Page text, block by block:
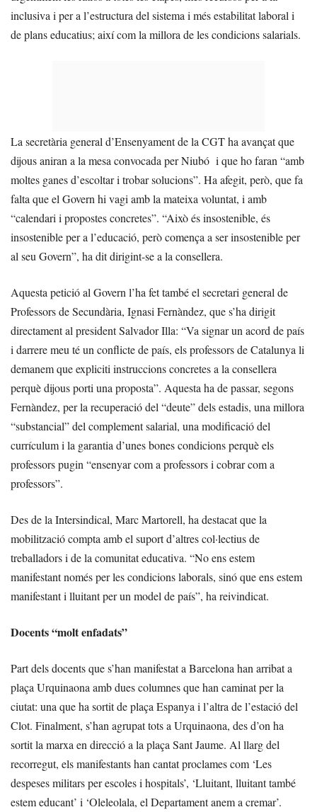
inclusiva i per a l’estructura del sistema i més estabilitat laboral i
de plans educatius; així com la millora de les condicions salarials.
La secretària general d’Ensenyament de la CGT ha avançat que
dijous aniran a la mesa convocada per Niubó i que ho faran “amb
moltes ganes d’escoltar i trobar solucions”. Ha afegit, però, que fa
falta que el Govern hi vagi amb la mateixa voluntat, i amb
“calendari i propostes concretes”. “Això és insostenible, és
insostenible per a l’educació, però comença a ser insostenible per
al seu Govern”, ha dit dirigint-se a la consellera.
Aquesta petició al Govern l’ha fet també el secretari general de
Professors de Secundària, Ignasi Fernàndez, que s’ha dirigit
directament al president Salvador Illa: “Va signar un acord de país
i darrere meu té un conflicte de país, els professors de Catalunya li
demanem que expliciti instruccions concretes a la consellera
perquè dijous porti una proposta”. Aquesta ha de passar, segons
Fernàndez, per la recuperació del “deute” dels estadis, una millora
“substancial” del complement salarial, una modificació del
currículum i la garantia d’unes bones condicions perquè els
professors pugin “ensenyar com a professors i cobrar com a
professors”.
Des de la Intersindical, Marc Martorell, ha destacat que la
mobilització compta amb el suport d’altres col·lectius de
treballadors i de la comunitat educativa. “No ens estem
manifestant només per les condicions laborals, sinó que ens estem
manifestant i lluitant per un model de país”, ha reivindicat.
Docents “molt enfadats”
Part dels docents que s’han manifestat a Barcelona han arribat a
plaça Urquinaona amb dues columnes que han caminat per la
ciutat: una que ha sortit de plaça Espanya i l’altra de l’estació del
Clot. Finalment, s’han agrupat tots a Urquinaona, des d’on ha
sortit la marxa en direcció a la plaça Sant Jaume. Al llarg del
recorregut, els manifestants han cantat proclames com ‘Les
despeses militars per escoles i hospitals’, ‘Lluitant, lluitant també
estem educant’ i ‘Oleleolala, el Departament anem a cremar’.